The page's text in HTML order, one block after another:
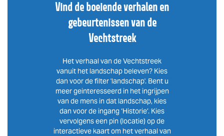
Vind de boeiende verhalen en
gebeurtenissen van de
Vechtstreek
Het verhaal van de Vechtstreek
vanuit het landschap beleven? Kies
dan voor de filter 'landschap'. Bent u
meer geinteresseerd in het ingrijpen
van de mens in dat landschap, kies
dan voor de ingang ‘Historie’. Kies
vervolgens een pin (locatie) op de
interactieve kaart om het verhaal van